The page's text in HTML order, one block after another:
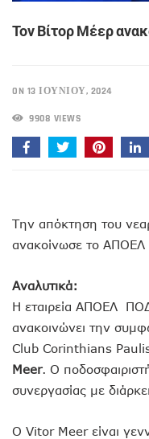
Τον Βίτορ Μέερ
ON 13 ΙΟΥΝΊΟΥ, 2024
9908 VIEWS
Την απόκτηση του
ανακοίνωσε το ΑΠΟΕΛ
Αναλυτικά:
Η εταιρεία ΑΠΟΕΛ
ανακοινώνει την
Club Corinthians
Meer. Ο
συνεργασίας με
Ο Vitor Meer είναι